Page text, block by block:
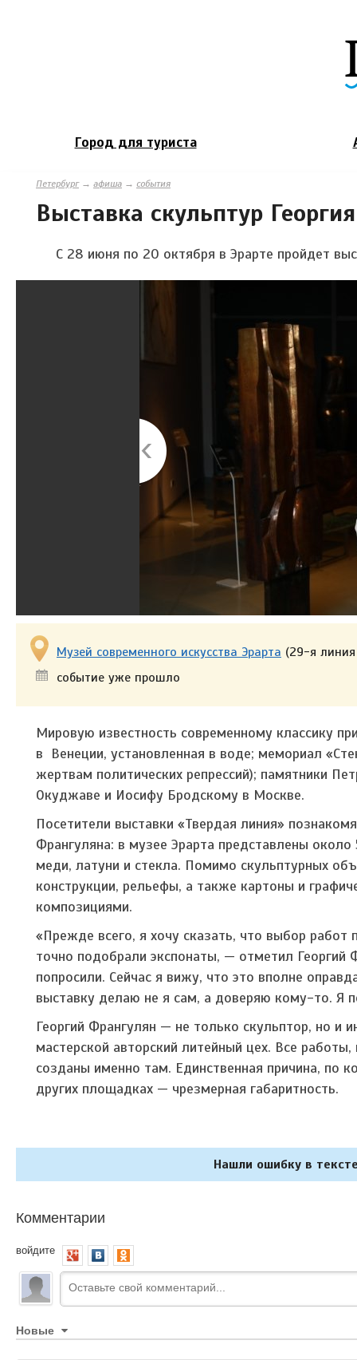
Город для туриста
Петербург→ афиша → события
Выставка скульптур
С 28 июня по 20 октября в Эрарте пройдет
Музей современного искусства Эрарта (29-я линия
событие уже прошло
Мировую известность современному классику
в Венеции, установленная в воде; мемориал
жертвам политических репрессий); памятники
Окуджаве и Иосифу Бродскому в Москве.
Посетители выставки «Твердая линия»
Франгуляна: в музее Эрарта представлены
меди, латуни и стекла. Помимо скульптурных
конструкции, рельефы, а также картоны и
композициями.
«Прежде всего, я хочу сказать, что выбор
точно подобрали экспонаты, — отметил Георгий
попросили. Сейчас я вижу, что это вполне
выставку делаю не я сам, а доверяю кому-то. Я
Георгий Франгулян — не только скульптор, но и
мастерской авторский литейный цех. Все
созданы именно там. Единственная причина, по
других площадках — чрезмерная габаритность.
Нашли ошибку в
Комментарии
войдите
Новые